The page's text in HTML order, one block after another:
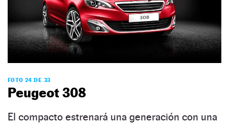
FOTO 24 DE 33
Peugeot 308
El compacto estrenará una generación con una